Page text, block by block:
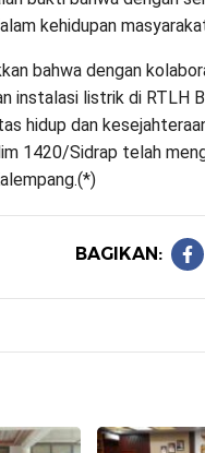
kehidupan
bahwa dengan
instalasi listrik di RTLH
hidup dan
1420/Sidrap telah
BAGIKAN: